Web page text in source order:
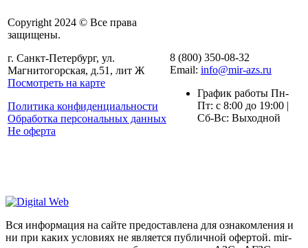
Copyright 2024 © Все права
защищены.
г. Санкт-Петербург, ул.
Магнитогорская, д.51, лит Ж
Посмотреть на карте
Политика конфиденциальности
Обработка персональных данных
Не оферта
8 (800) 350-08-32
Email: info@mir-azs.ru
График работы Пн-
Пт: с 8:00 до 19:00 |
Сб-Вс: Выходной
Вся информация на сайте предоставлена для ознакомления и
ни при каких условиях не является публичной офертой. mir-